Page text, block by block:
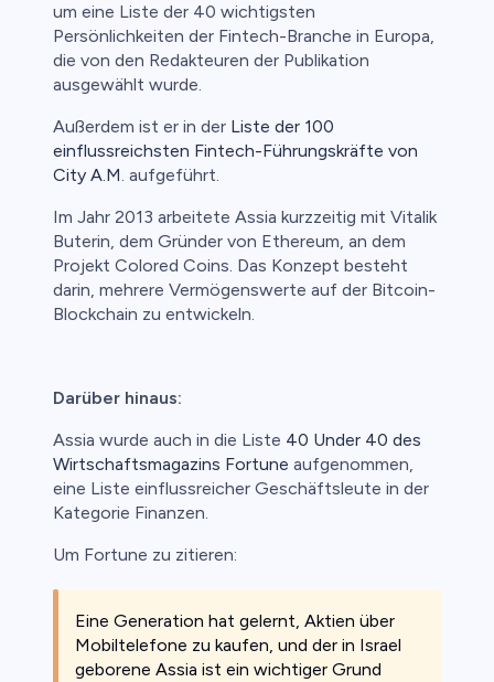
um eine Liste der 40 wichtigsten
Persönlichkeiten der Fintech-Branche in Europa,
die von den Redakteuren der Publikation
ausgewählt wurde.
Außerdem ist er in der Liste der 100
einflussreichsten Fintech-Führungskräfte von
City A.M. aufgeführt.
Im Jahr 2013 arbeitete Assia kurzzeitig mit Vitalik
Buterin, dem Gründer von Ethereum, an dem
Projekt Colored Coins. Das Konzept besteht
darin, mehrere Vermögenswerte auf der Bitcoin-
Blockchain zu entwickeln.
Darüber hinaus:
Assia wurde auch in die Liste 40 Under 40 des
Wirtschaftsmagazins Fortune aufgenommen,
eine Liste einflussreicher Geschäftsleute in der
Kategorie Finanzen.
Um Fortune zu zitieren:
Eine Generation hat gelernt, Aktien über
Mobiltelefone zu kaufen, und der in Israel
geborene Assia ist ein wichtiger Grund